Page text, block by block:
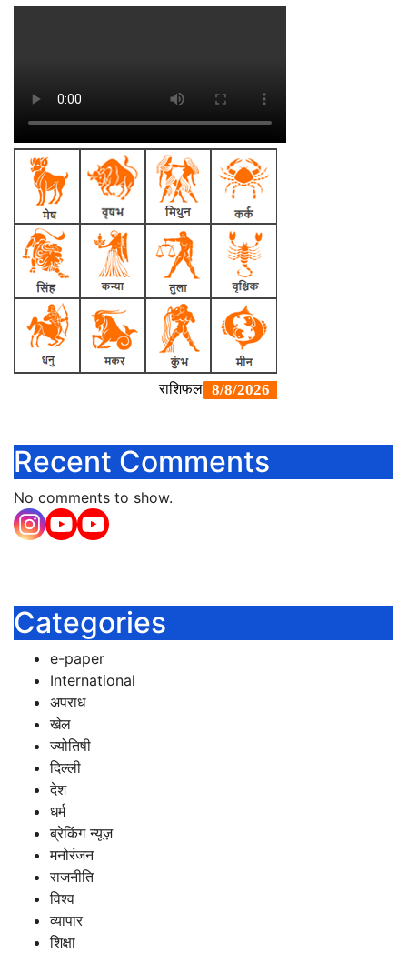
Recent Comments
No comments to show.
Categories
e-paper
International
अपराध
खेल
ज्योतिषी
दिल्ली
देश
धर्म
ब्रेकिंग न्यूज़
मनोरंजन
राजनीति
विश्व
व्यापार
शिक्षा